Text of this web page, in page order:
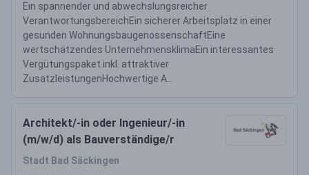
Ein spannender und abwechslungsreicher
VerantwortungsbereichEin sicherer Arbeitsplatz in einer
gesunden WohnungsbaugenossenschaftEine
wertschätzendes UnternehmensklimaEin interessantes
Vergütungspaket inkl. attraktiver
ZusatzleistungenHochwertige A...
Architekt/-in oder Ingenieur/-in
(m/w/d) als Bauverständige/r
Stadt Bad Säckingen